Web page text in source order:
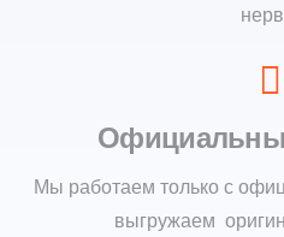
Мы работаем только с
выгружаем